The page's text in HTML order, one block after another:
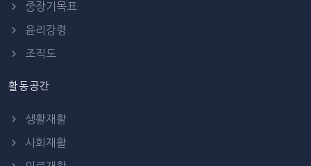
중장기목표
윤리강령
조직도
활동공간
생활재활
사회재활